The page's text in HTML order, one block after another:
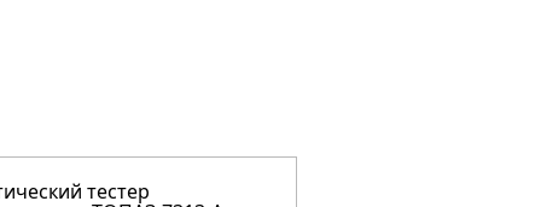
тестер